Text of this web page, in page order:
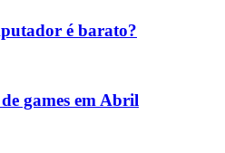
é barato?
games em Abril